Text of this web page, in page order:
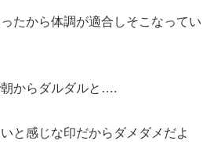
たから体調が適合しそこなってい
からダルダルと….
と感じな印だからダメダメだよ